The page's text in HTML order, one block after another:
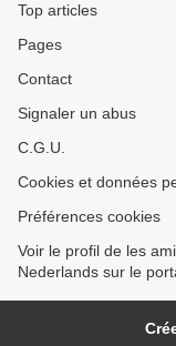
Top articles
Pages
Contact
Signaler un abus
C.G.U.
Cookies et données
Préférences cookies
Voir le profil de les
Nederlands sur le